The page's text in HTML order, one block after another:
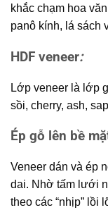
khắc chạm hoa
panô kính, lá sách
HDF veneer:
Lớp veneer là lớp
sồi, cherry, ash,
Ép gỗ lên bề
Veneer dán và ép
dai. Nhờ tấm lưới
theo các “nhịp” lồi